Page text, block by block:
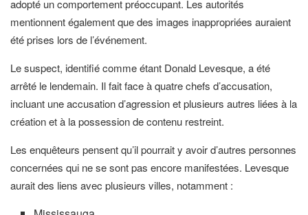
adopté un comportement préoccupant. Les autorités
mentionnent également que des images inappropriées auraient
été prises lors de l’événement.
Le suspect, identifié comme étant Donald Levesque, a été
arrêté le lendemain. Il fait face à quatre chefs d’accusation,
incluant une accusation d’agression et plusieurs autres liées à la
création et à la possession de contenu restreint.
Les enquêteurs pensent qu’il pourrait y avoir d’autres personnes
concernées qui ne se sont pas encore manifestées. Levesque
aurait des liens avec plusieurs villes, notamment :